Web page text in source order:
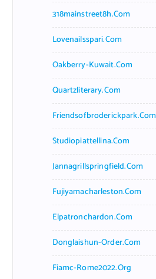
318mainstreet8h.com
Lovenailsspari.com
Oakberry-Kuwait.com
Quartzliterary.com
Friendsofbroderickpark.com
Studiopiattellina.com
Jannagrillspringfield.com
Fujiyamacharleston.com
Elpatronchardon.com
Donglaishun-Order.com
Fiamc-Rome2022.org